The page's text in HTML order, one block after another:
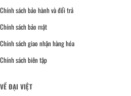
Chính sách bảo hành và đổi trả
Chính sách bảo mật
Chính sách giao nhận hàng hóa
Chính sách biên tập
VỀ ĐẠI VIỆT